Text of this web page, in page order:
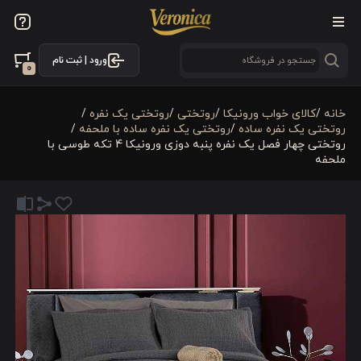
ورود | ثبت نام
0
خانه /کالای خواب ورونیکا /روتختی /روتختی یک نفره /
روتختی یک نفره ساده /روتختی یک نفره ساده با ملحفه /
روتختی چهار فصل یک نفره پنبه دوزی ورونیکا 4 تکه طوسی با
ملحفه